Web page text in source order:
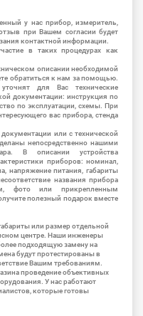
у нас прибор, измеритель,
при Вашем согласии будет
контактной информации.
в таких процедурах как
описании необходимой
обратиться к нам за помощью.
для Вас технические
документации: инструкция по
по эксплуатации, схемы. При
вас прибора, стенда
или с технической
непосредственно нашими
В описании устройства
приборов: номинал,
напряжение питания, габариты
названия прибора
фото или прикрепленным
полезный подарок вместе
или размер отдельной
центре. Наши инженеры
подходящую замену на
будут протестированы в
Вашим требованиям.
проведение объективных
У нас работают
которые готовы